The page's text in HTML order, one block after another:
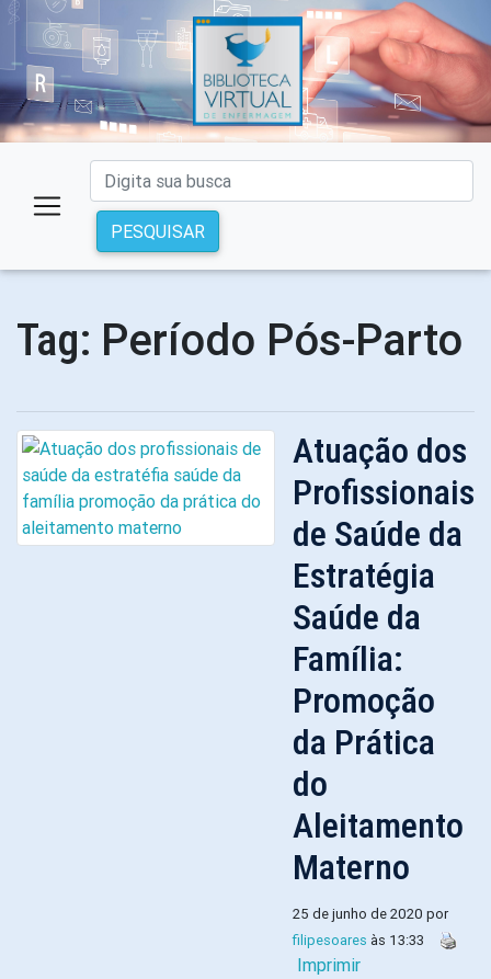
PESQUISAR
Tag: Período Pós-Parto
Atuação dos
Profissionais
de Saúde da
Estratégia
Saúde da
Família:
Promoção
da Prática
do
Aleitamento
Materno
25 de junho de 2020 por
filipesoares às 13:33
Imprimir